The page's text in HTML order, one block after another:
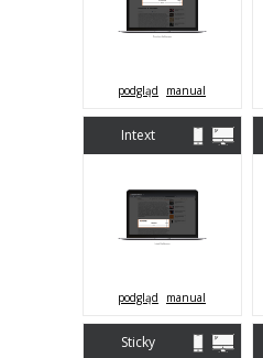
Mobile)
podgląd manual
Intext
Mobile)
podgląd manual
Sticky